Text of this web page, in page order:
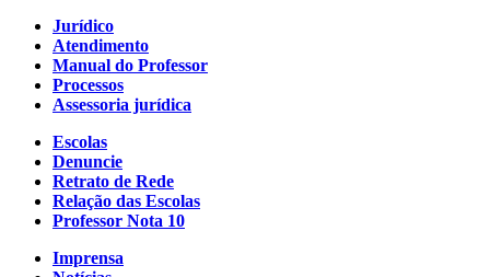
Jurídico
Atendimento
Manual do Professor
Processos
Assessoria jurídica
Escolas
Denuncie
Retrato de Rede
Relação das Escolas
Professor Nota 10
Imprensa